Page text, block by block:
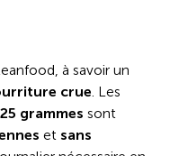
à savoir un
crue. Les
grammes sont
et sans